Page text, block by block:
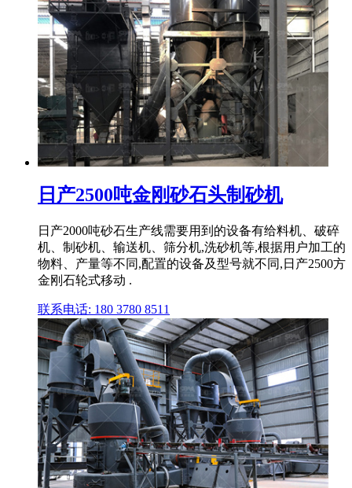
日产2500吨金刚砂石头制砂机
日产2000吨砂石生产线需要用到的设备有给料机、破碎
机、制砂机、输送机、筛分机,洗砂机等,根据用户加工的
物料、产量等不同,配置的设备及型号就不同,日产2500方
金刚石轮式移动 .
联系电话: 180 3780 8511